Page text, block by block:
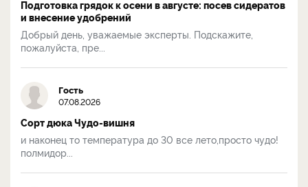
Подготовка грядок к осени в августе: посев сидератов
и внесение удобрений
Добрый день, уважаемые эксперты. Подскажите,
пожалуйста, пре...
Гость
07.08.2026
Сорт дюка Чудо-вишня
и наконец то температура до 30 все лето,просто чудо!
полмидор...